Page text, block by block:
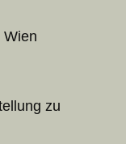
Wien
zu